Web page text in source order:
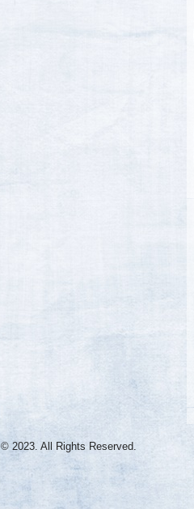
2023. All Rights Reserved.